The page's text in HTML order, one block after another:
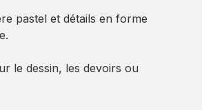
pastel et détails en forme
le dessin, les devoirs ou